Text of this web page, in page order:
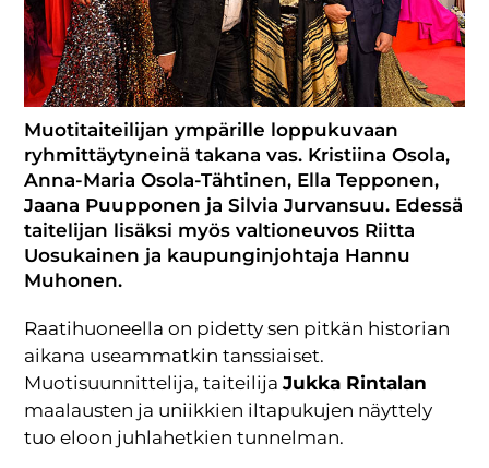
Muotitaiteilijan ympärille loppukuvaan
ryhmittäytyneinä takana vas. Kristiina Osola,
Anna-Maria Osola-Tähtinen, Ella Tepponen,
Jaana Puupponen ja Silvia Jurvansuu. Edessä
taitelijan lisäksi myös valtioneuvos Riitta
Uosukainen ja kaupunginjohtaja Hannu
Muhonen.
Raatihuoneella on pidetty sen pitkän historian
aikana useammatkin tanssiaiset.
Muotisuunnittelija, taiteilijaJukka Rintalan
maalausten ja uniikkien iltapukujen näyttely
tuo eloon juhlahetkien tunnelman.